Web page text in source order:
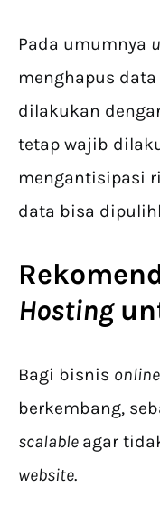
Pada umumnya
menghapus
dilakukan
tetap wajib
mengantisipasi
data bisa
Hosting
Bagi bisnis online
berkembang,
scalable agar
website.